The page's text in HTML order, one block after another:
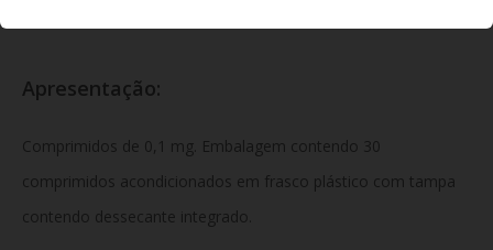
Apresentação:
Comprimidos de 0,1 mg. Embalagem contendo 30
comprimidos acondicionados em frasco plástico com tampa
contendo dessecante integrado.